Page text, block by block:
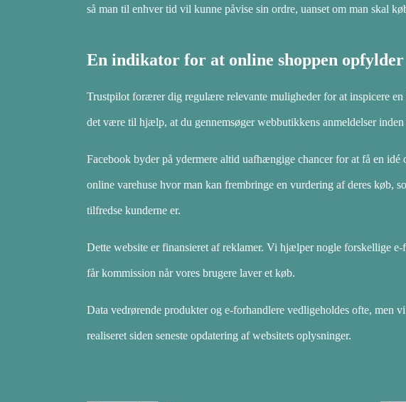
så man til enhver tid vil kunne påvise sin ordre, uanset om man skal
En indikator for at online shoppen
Trustpilot forærer dig regulære relevante muligheder for at inspicere
det være til hjælp, at du gennemsøger webbutikkens anmeldelser
Facebook byder på ydermere altid uafhængige chancer for at få en
online varehuse hvor man kan frembringe en vurdering af deres køb,
tilfredse kunderne er.
Dette website er finansieret af reklamer. Vi hjælper nogle forskellige
får kommission når vores brugere laver et køb.
Data vedrørende produkter og e-forhandlere vedligeholdes ofte, men
realiseret siden seneste opdatering af websitets oplysninger.